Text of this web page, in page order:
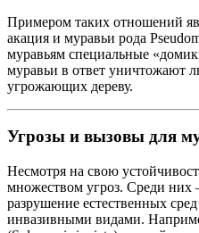
Примером таких отношений
акация и муравьи рода
муравьям специальные
муравьи в ответ уничтожают
угрожающих дереву.
Угрозы и вызовы для
Несмотря на свою
множеством угроз. Среди них
разрушение естественных
инвазивными видами.